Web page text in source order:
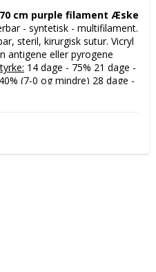
cm purple filament Æske
- syntetisk - multifilament.
steril, kirurgisk sutur. Vicryl
antigene eller pyrogene
14 dage - 75% 21 dage -
(7-0 og mindre) 28 dage -